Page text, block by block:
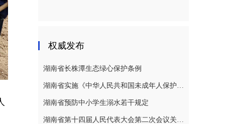
权威发布
湖南省长株潭生态绿心保护条例
湖南省实施《中华人民共和国未成年人保护法》若干规定
湖南省预防中小学生溺水若干规定
湖南省第十四届人民代表大会第二次会议关于湖南省人民代表大会常务委员会工作报告的决议